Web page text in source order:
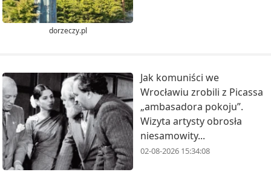
dorzeczy.pl
Jak komuniści we
Wrocławiu zrobili z Picassa
„ambasadora pokoju”.
Wizyta artysty obrosła
niesamowity...
02-08-2026 15:34:08